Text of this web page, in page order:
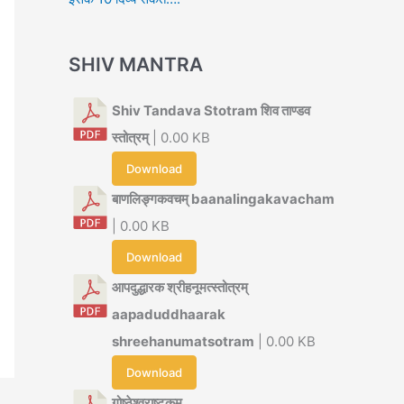
SHIV MANTRA
Shiv Tandava Stotram शिव ताण्डव
स्तोत्रम्| 0.00 KB
Download
बाणलिङ्गकवचम् baanalingakavacham
| 0.00 KB
Download
आपदुद्धारक श्रीहनूमत्स्तोत्रम्
aapaduddhaarak
shreehanumatsotram | 0.00 KB
Download